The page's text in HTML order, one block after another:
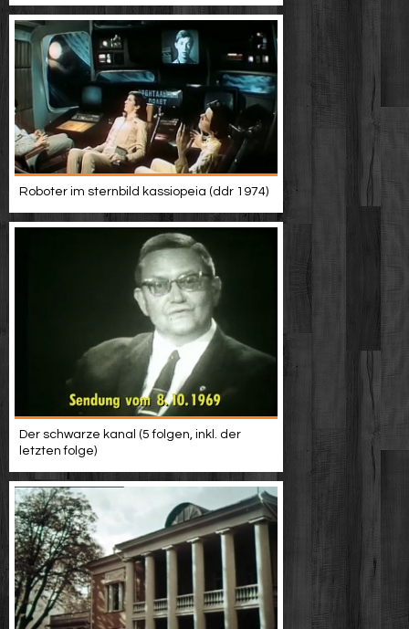
Roboter im sternbild kassiopeia (ddr 1974)
Der schwarze kanal (5 folgen, inkl. der
letzten folge)